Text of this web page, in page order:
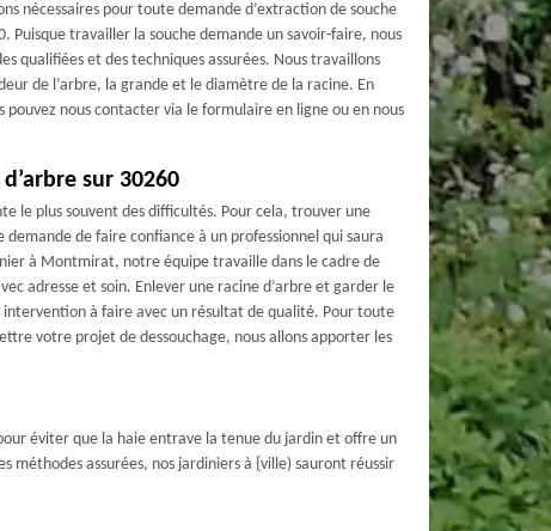
nécessaires pour toute demande d’extraction de souche
Puisque travailler la souche demande un savoir-faire, nous
qualifiées et des techniques assurées. Nous travaillons
de l’arbre, la grande et le diamètre de la racine. En
nous contacter via le formulaire en ligne ou en nous
sur 30260
le plus souvent des difficultés. Pour cela, trouver une
demande de faire confiance à un professionnel qui saura
à Montmirat, notre équipe travaille dans le cadre de
adresse et soin. Enlever une racine d’arbre et garder le
intervention à faire avec un résultat de qualité. Pour toute
votre projet de dessouchage, nous allons apporter les
éviter que la haie entrave la tenue du jardin et offre un
méthodes assurées, nos jardiniers à {ville) sauront réussir